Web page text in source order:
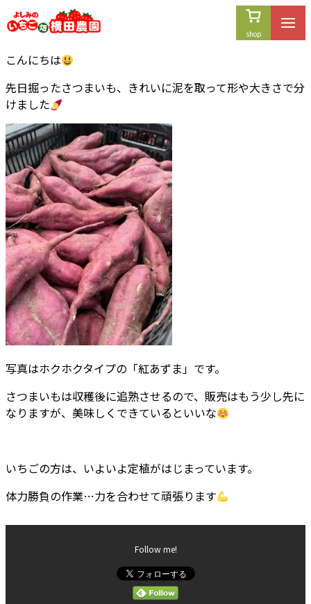
内
容
ス
キ
ッ
プ
こんにちは
先日掘ったさつまいも、きれいに泥を取って形や大きさで分
けました
写真はホクホクタイプの「紅あずま」です。
さつまいもは収穫後に追熟させるので、販売はもう少し先に
なりますが、美味しくできているといいな
いちごの方は、いよいよ定植がはじまっています。
体力勝負の作業…力を合わせて頑張ります
Follow me!